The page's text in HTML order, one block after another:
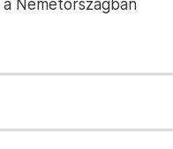
Németországban